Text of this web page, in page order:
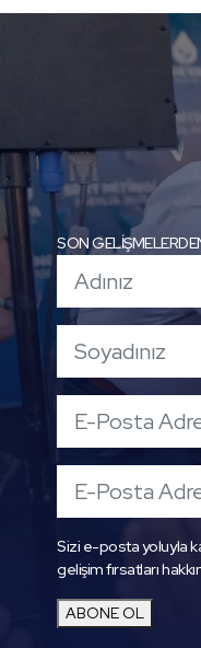
SON
Sizi e-posta yoluyla
gelişim fırsatları
ABONE OL